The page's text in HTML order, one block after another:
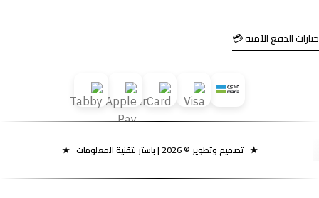
خيارات الدفع الآمنة 💳
★ تصميم وتطوير ©2026| باستر لتقنية المعلومات ★